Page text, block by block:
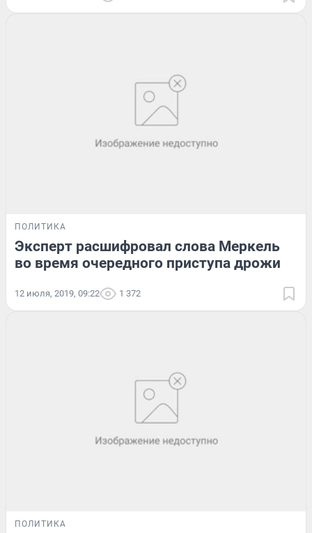
ПОЛИТИКА
Эксперт расшифровал слова Меркель
во время очередного приступа дрожи
12 июля, 2019, 09:22 1 372
ПОЛИТИКА